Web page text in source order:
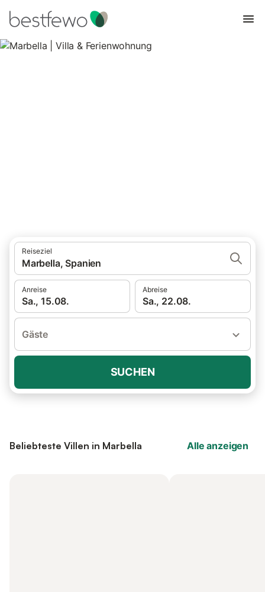
Reiseziel
Marbella, Spanien
Anreise
Sa., 15.08.
Abreise
Sa., 22.08.
Gäste
SUCHEN
Beliebteste Villen in Marbella Alle anzeigen